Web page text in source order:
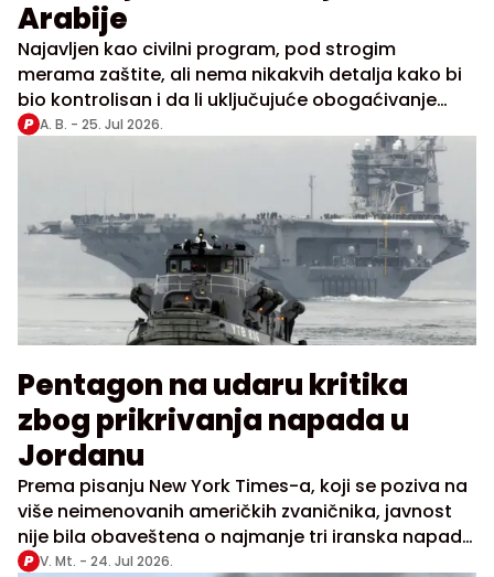
Arabije
Najavljen kao civilni program, pod strogim
merama zaštite, ali nema nikakvih detalja kako bi
bio kontrolisan i da li uključujuće obogaćivanje
uranijuma
A. B. - 25. Jul 2026.
Pentagon na udaru kritika
zbog prikrivanja napada u
Jordanu
Prema pisanju New York Times-a, koji se poziva na
više neimenovanih američkih zvaničnika, javnost
nije bila obaveštena o najmanje tri iranska napada
na baze u Jordanu
V. Mt. - 24. Jul 2026.